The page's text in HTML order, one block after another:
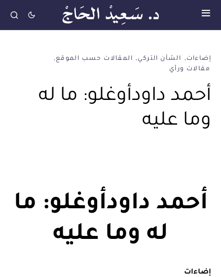
إضاءات الشأن التركي
المقالات حسب الموقع
مقالات ورأي
أحمد داودأوغلو: ما له
وما عليه
أحمد داودأوغلو: ما
له وما عليه
إضاءات